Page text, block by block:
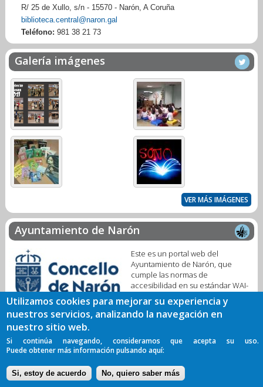
R/ 25 de Xullo, s/n - 15570 - Narón, A Coruña
biblioteca.central@naron.gal
Teléfono: 981 38 21 73
Galería imágenes
VER MÁS IMÁGENES
Ayuntamiento de Narón
Este es un portal web del
Ayuntamiento de Narón, que
cumple las normas de
accesibilidad en su estándar WAI-
A. Se trata de un servicio público
digital para facilitar la interacción con nuestra Biblioteca Municipal.
Política de Privacidad Aviso legal Cookies
Accesibilidad
Acceso corporativo
Utilizamos cookies para mejorar su experiencia y
nuestros servicios, analizando la navegación en
nuestro sitio web.
Si continúa navegando, consideramos que acepta su uso.
Puede obtener más información pulsando aquí:
Si, estoy de acuerdo No, quiero saber más